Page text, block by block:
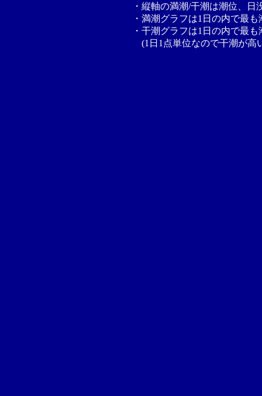
・縦軸の満潮/干潮は潮位、
・満潮グラフは1日の内で最
・干潮グラフは1日の内で最
(1日1点単位なので干潮が高